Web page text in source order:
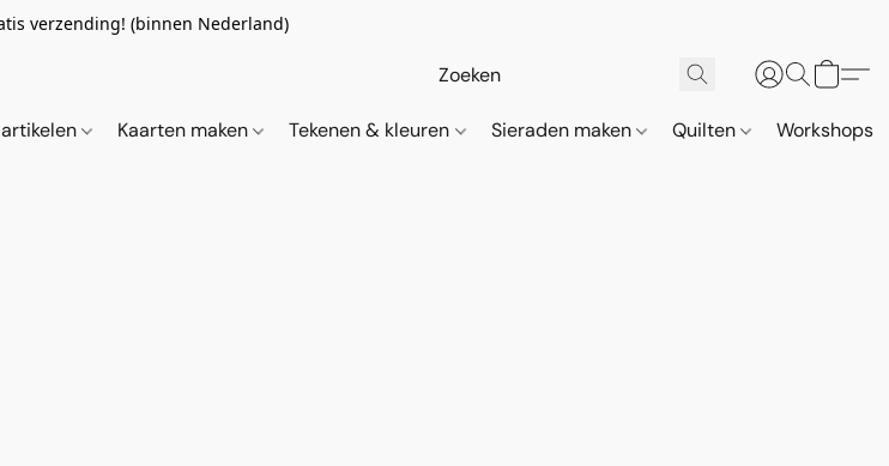
verzending! (binnen Nederland)
Kaarten maken Tekenen & kleuren Sieraden maken Quilten Workshops